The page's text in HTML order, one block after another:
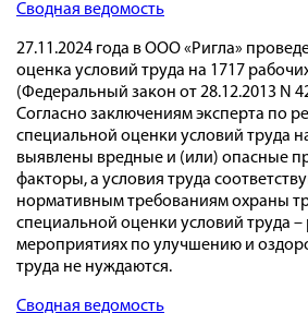
Сводная ведомость
27.11.2024 года в ООО «Ригла»
оценка условий труда на 1717
(Федеральный закон от 28.12.2013 N
Согласно заключениям эксперта по
специальной оценки условий труда
выявлены вредные и (или) опасные
факторы, а условия труда
нормативным требованиям охраны
специальной оценки условий труда –
мероприятиях по улучшению и
труда не нуждаются.
Сводная ведомость